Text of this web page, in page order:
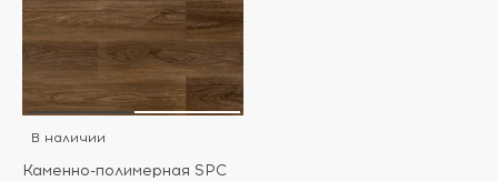
В наличии
Каменно-полимерная SPC